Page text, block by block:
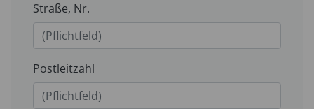
Straße, Nr.
Postleitzahl